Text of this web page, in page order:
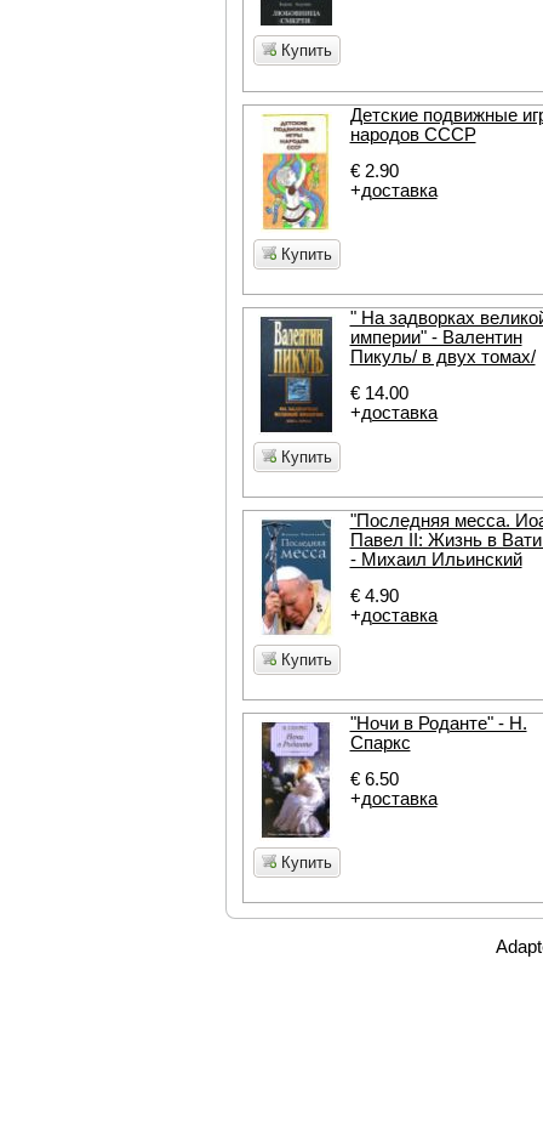
Купить
Купить
Детские подвижные
народов СССР
€ 2.90
+доставка
Купить
" На задворках
империи" - Валентин
Пикуль/ в двух томах/
€ 14.00
+доставка
Купить
"Последняя месса.
Павел II: Жизнь в
- Михаил Ильинский
€ 4.90
+доставка
Купить
"Ночи в Роданте" - Н.
Спаркс
€ 6.50
+доставка